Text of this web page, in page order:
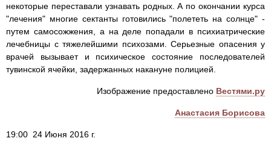
некоторые переставали узнавать родных. А по окончании курса
"лечения" многие сектанты готовились "полететь на солнце" -
путем самосожжения, а на деле попадали в психиатрические
лечебницы с тяжелейшими психозами. Серьезные опасения у
врачей вызывает и психическое состояние последователей
тувинской ячейки, задержанных накануне полицией.
Изображение предоставлено Вестями.ру
Анастасия Борисова
19:00 24 Июня 2016 г.